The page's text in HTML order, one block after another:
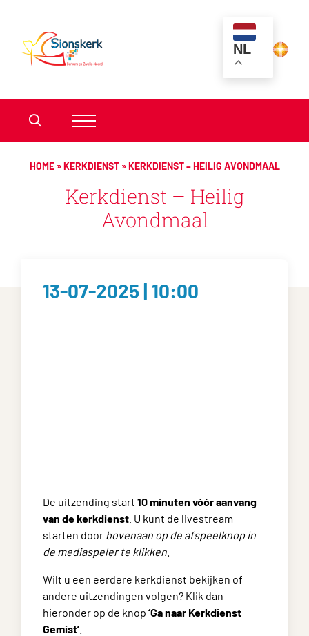
NL
HOME»KERKDIENST»KERKDIENST – HEILIG AVONDMAAL
Kerkdienst – Heilig
Avondmaal
13-07-2025 | 10:00
De uitzending start 10 minuten vóór aanvang
van de kerkdienst . U kunt de livestream
starten door bovenaan op de afspeelknop in
de mediaspeler te klikken
Wilt u een eerdere kerkdienst bekijken of
andere uitzendingen volgen? Klik dan
hieronder op de knop ‘Ga naar Kerkdienst
Gemist’